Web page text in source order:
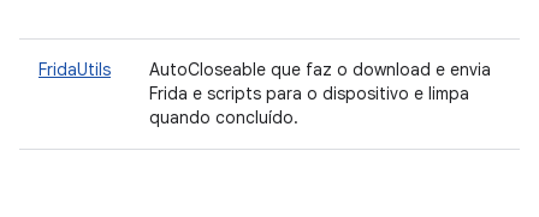
FridaUtils
AutoCloseable que faz o download e envia
Frida e scripts para o dispositivo e limpa
quando concluído.